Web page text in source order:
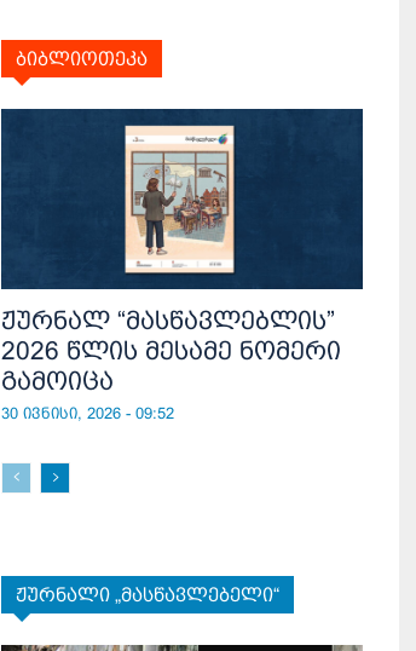
ბიბლიოთეკა
ჟურნალ “მასწავლებლის”
2026 წლის მესამე ნომერი
გამოიცა
30 ივნისი, 2026 - 09:52
ჟურნალი „მასწავლებელი“